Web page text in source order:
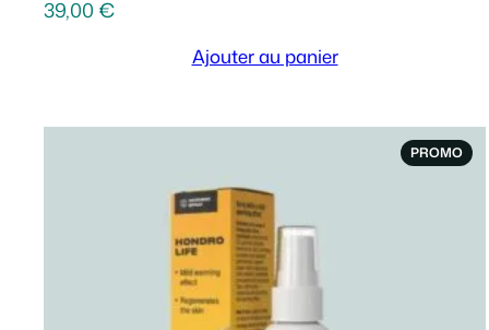
39,00 €
Ajouter au panier
PROMO
EN